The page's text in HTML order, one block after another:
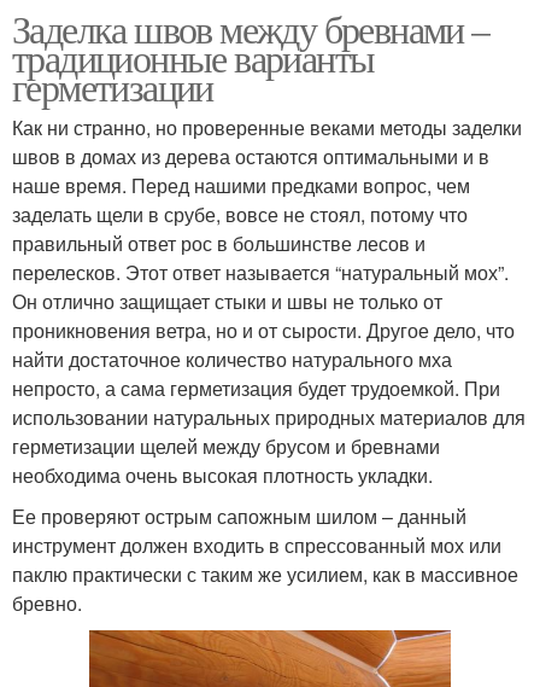
Заделка швов между бревнами –
традиционные варианты
герметизации
Как ни странно, но проверенные веками методы заделки
швов в домах из дерева остаются оптимальными и в
наше время. Перед нашими предками вопрос, чем
заделать щели в срубе, вовсе не стоял, потому что
правильный ответ рос в большинстве лесов и
перелесков. Этот ответ называется “натуральный мох”.
Он отлично защищает стыки и швы не только от
проникновения ветра, но и от сырости. Другое дело, что
найти достаточное количество натурального мха
непросто, а сама герметизация будет трудоемкой. При
использовании натуральных природных материалов для
герметизации щелей между брусом и бревнами
необходима очень высокая плотность укладки.
Ее проверяют острым сапожным шилом – данный
инструмент должен входить в спрессованный мох или
паклю практически с таким же усилием, как в массивное
бревно.